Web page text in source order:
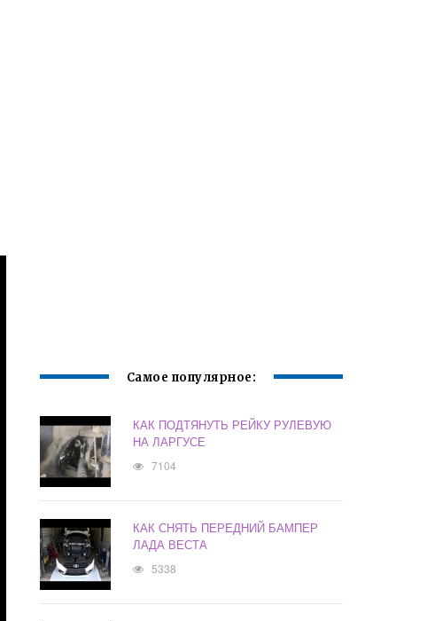
Самое популярное:
КАК ПОДТЯНУТЬ РЕЙКУ РУЛЕВУЮ
НА ЛАРГУСЕ
7104
КАК СНЯТЬ ПЕРЕДНИЙ БАМПЕР
ЛАДА ВЕСТА
5338